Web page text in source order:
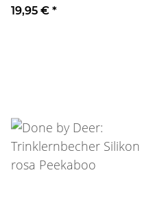
Croco grün
19,95 € *